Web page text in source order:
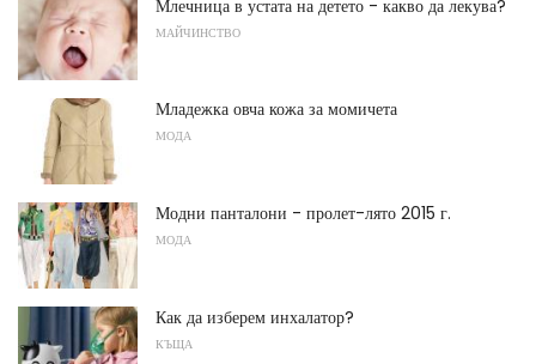
Млечница в устата на детето - какво да лекува?
МАЙЧИНСТВО
Младежка овча кожа за момичета
МОДА
Модни панталони - пролет-лято 2015 г.
МОДА
Как да изберем инхалатор?
КЪЩА